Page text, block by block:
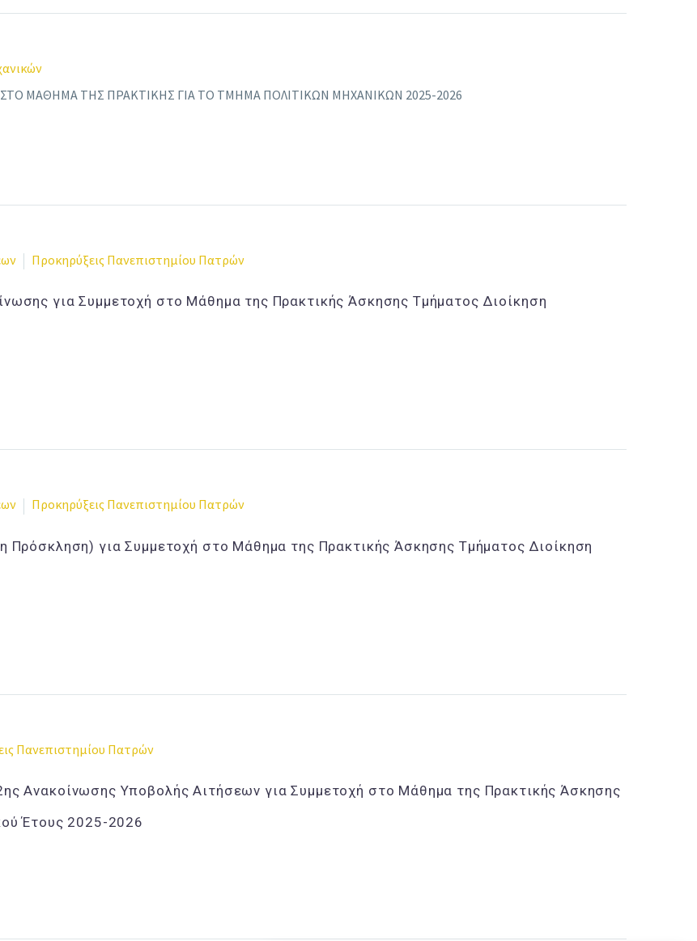
ΜΑΘΗΜΑ ΤΗΣ ΠΡΑΚΤΙΚΗΣ ΓΙΑ ΤΟ ΤΜΗΜΑ ΠΟΛΙΤΙΚΩΝ ΜΗΧΑΝΙΚΩΝ 2025-2026
Προκηρύξεις Πανεπιστημίου Πατρών
για Συμμετοχή στο Μάθημα της Πρακτικής Άσκησης Τμήματος Διοίκηση
Προκηρύξεις Πανεπιστημίου Πατρών
Πρόσκληση) για Συμμετοχή στο Μάθημα της Πρακτικής Άσκησης Τμήματος Διοίκηση
Πανεπιστημίου Πατρών
Ανακοίνωσης Υποβολής Αιτήσεων για Συμμετοχή στο Μάθημα της Πρακτικής Άσκησης
Έτους 2025-2026